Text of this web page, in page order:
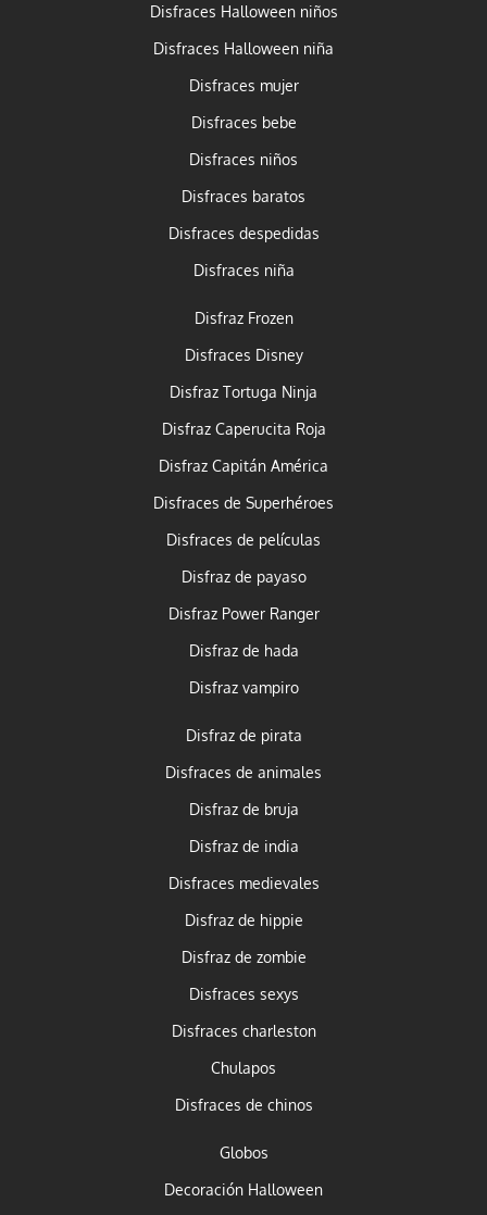
Disfraces Halloween niños
Disfraces Halloween niña
Disfraces mujer
Disfraces bebe
Disfraces niños
Disfraces baratos
Disfraces despedidas
Disfraces niña
Disfraz Frozen
Disfraces Disney
Disfraz Tortuga Ninja
Disfraz Caperucita Roja
Disfraz Capitán América
Disfraces de Superhéroes
Disfraces de películas
Disfraz de payaso
Disfraz Power Ranger
Disfraz de hada
Disfraz vampiro
Disfraz de pirata
Disfraces de animales
Disfraz de bruja
Disfraz de india
Disfraces medievales
Disfraz de hippie
Disfraz de zombie
Disfraces sexys
Disfraces charleston
Chulapos
Disfraces de chinos
Globos
Decoración Halloween